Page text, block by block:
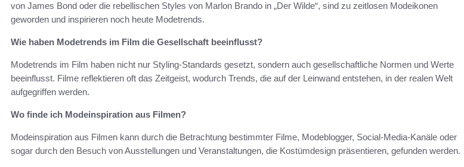
von James Bond oder die rebellischen Styles von Marlon Brando in „Der Wilde“, sind zu zeitlosen Modeikonen
geworden und inspirieren noch heute Modetrends.
Wie haben Modetrends im Film die Gesellschaft beeinflusst?
Modetrends im Film haben nicht nur Styling-Standards gesetzt, sondern auch gesellschaftliche Normen und Werte
beeinflusst. Filme reflektieren oft das Zeitgeist, wodurch Trends, die auf der Leinwand entstehen, in der realen Welt
aufgegriffen werden.
Wo finde ich Modeinspiration aus Filmen?
Modeinspiration aus Filmen kann durch die Betrachtung bestimmter Filme, Modeblogger, Social-Media-Kanäle oder
sogar durch den Besuch von Ausstellungen und Veranstaltungen, die Kostümdesign präsentieren, gefunden werden.